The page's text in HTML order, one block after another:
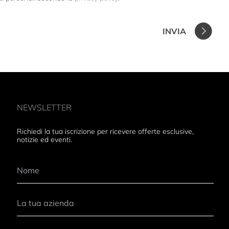
INVIA
NEWSLETTER
Richiedi la tua iscrizione per ricevere offerte esclusive,
notizie ed eventi.